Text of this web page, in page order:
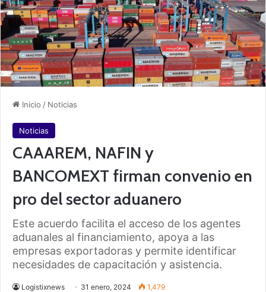
Inicio / Noticias
Noticias
CAAAREM, NAFIN y
BANCOMEXT firman convenio en
pro del sector aduanero
Este acuerdo facilita el acceso de los agentes
aduanales al financiamiento, apoya a las
empresas exportadoras y permite identificar
necesidades de capacitación y asistencia.
Logistixnews 31 enero, 2024 1,479